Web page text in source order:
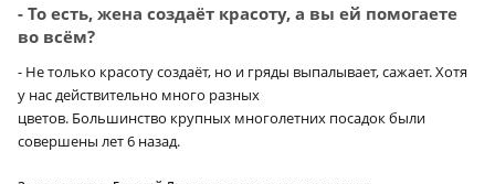
- То есть, жена создаёт красоту, а вы ей помогаете
во всём?
- Не только красоту создаёт, но и гряды выпалывает, сажает. Хотя
у нас действительно много разных
цветов. Большинство крупных многолетних посадок были
совершены лет 6 назад.